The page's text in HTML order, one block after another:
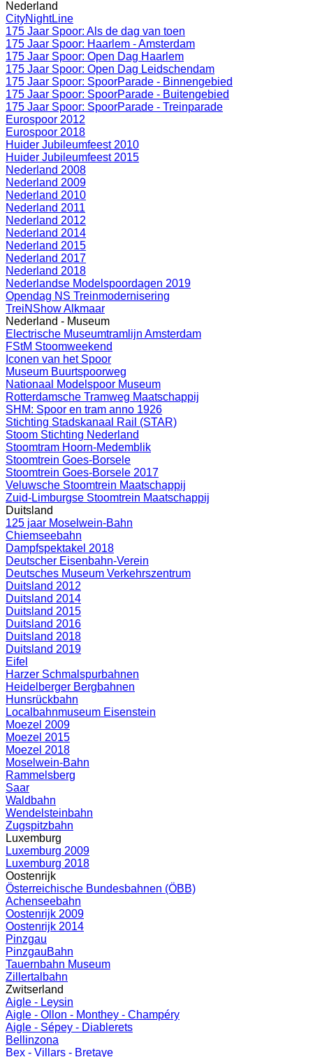
Nederland
CityNightLine
175 Jaar Spoor: Als de dag van toen
175 Jaar Spoor: Haarlem - Amsterdam
175 Jaar Spoor: Open Dag Haarlem
175 Jaar Spoor: Open Dag Leidschendam
175 Jaar Spoor: SpoorParade - Binnengebied
175 Jaar Spoor: SpoorParade - Buitengebied
175 Jaar Spoor: SpoorParade - Treinparade
Eurospoor 2012
Eurospoor 2018
Huider Jubileumfeest 2010
Huider Jubileumfeest 2015
Nederland 2008
Nederland 2009
Nederland 2010
Nederland 2011
Nederland 2012
Nederland 2014
Nederland 2015
Nederland 2017
Nederland 2018
Nederlandse Modelspoordagen 2019
Opendag NS Treinmodernisering
TreiNShow Alkmaar
Nederland - Museum
Electrische Museumtramlijn Amsterdam
FStM Stoomweekend
Iconen van het Spoor
Museum Buurtspoorweg
Nationaal Modelspoor Museum
Rotterdamsche Tramweg Maatschappij
SHM: Spoor en tram anno 1926
Stichting Stadskanaal Rail (STAR)
Stoom Stichting Nederland
Stoomtram Hoorn-Medemblik
Stoomtrein Goes-Borsele
Stoomtrein Goes-Borsele 2017
Veluwsche Stoomtrein Maatschappij
Zuid-Limburgse Stoomtrein Maatschappij
Duitsland
125 jaar Moselwein-Bahn
Chiemseebahn
Dampfspektakel 2018
Deutscher Eisenbahn-Verein
Deutsches Museum Verkehrszentrum
Duitsland 2012
Duitsland 2014
Duitsland 2015
Duitsland 2016
Duitsland 2018
Duitsland 2019
Eifel
Harzer Schmalspurbahnen
Heidelberger Bergbahnen
Hunsrückbahn
Localbahnmuseum Eisenstein
Moezel 2009
Moezel 2015
Moezel 2018
Moselwein-Bahn
Rammelsberg
Saar
Waldbahn
Wendelsteinbahn
Zugspitzbahn
Luxemburg
Luxemburg 2009
Luxemburg 2018
Oostenrijk
Österreichische Bundesbahnen (ÖBB)
Achenseebahn
Oostenrijk 2009
Oostenrijk 2014
Pinzgau
PinzgauBahn
Tauernbahn Museum
Zillertalbahn
Zwitserland
Aigle - Leysin
Aigle - Ollon - Monthey - Champéry
Aigle - Sépey - Diablerets
Bellinzona
Bex - Villars - Bretaye